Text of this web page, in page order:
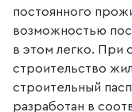
постоянного
возможностью
в этом легко. При
строительство
строительный
разработан в